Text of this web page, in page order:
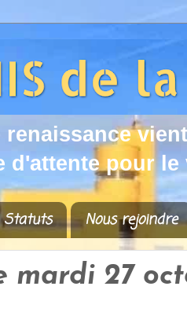
renaissance vient
d 'attente pour e
Statuts Nous rejoindre
mardi 27